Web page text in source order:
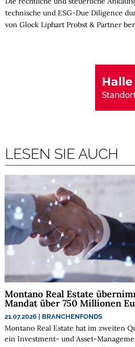
technische und ESG-Due Diligence
von Glock Liphart Probst & Partner
LESEN SIE AUCH
Montano Real Estate
Mandat über 750 Millionen
21.07.2026 BRANCHENFONDS
Montano Real Estate hat im zweiten
ein Investment- und Asset-